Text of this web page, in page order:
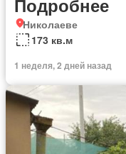
Подробнее
Николаеве
173 кв.м
1 неделя, 2 дней назад